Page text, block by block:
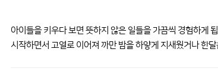
아이들을 키우다 보면 뜻하지 않은 일들을 가끔씩 경험하게
시작하면서 고열로 이어져 까만 밤을 하얗게 지새웠거나 한